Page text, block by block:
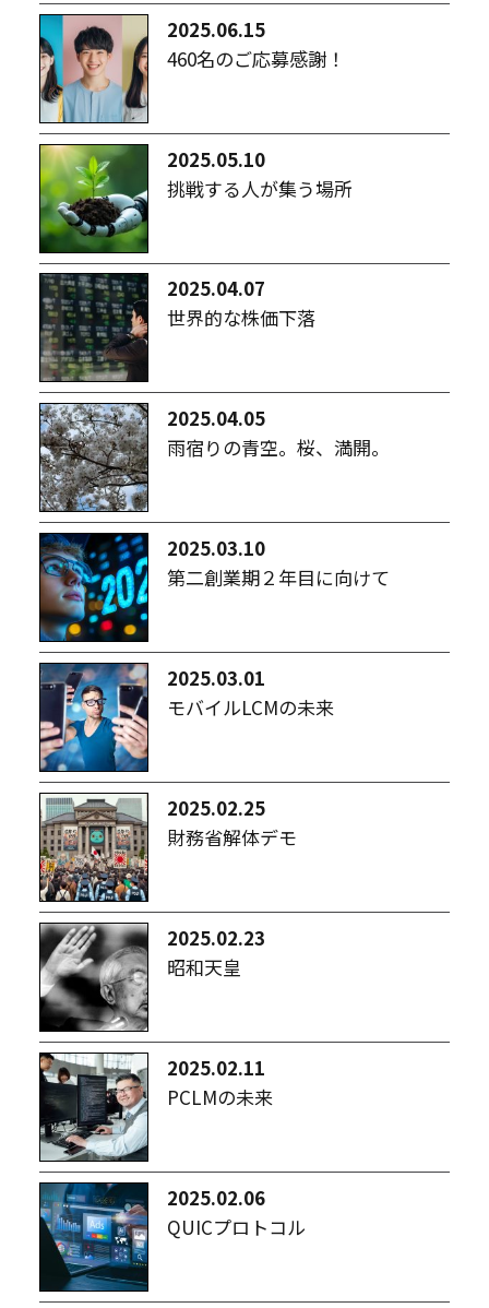
2025.06.15
460名のご応募感謝！
2025.05.10
挑戦する人が集う場所
2025.04.07
世界的な株価下落
2025.04.05
雨宿りの青空。桜、満開。
2025.03.10
第二創業期２年目に向けて
2025.03.01
モバイルLCMの未来
2025.02.25
財務省解体デモ
2025.02.23
昭和天皇
2025.02.11
PCLMの未来
2025.02.06
QUICプロトコル